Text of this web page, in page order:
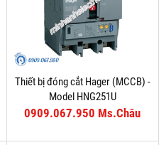
Thiết bị đóng cắt Hager (MCCB) -
Model HNG251U
0909.067.950 Ms.Châu